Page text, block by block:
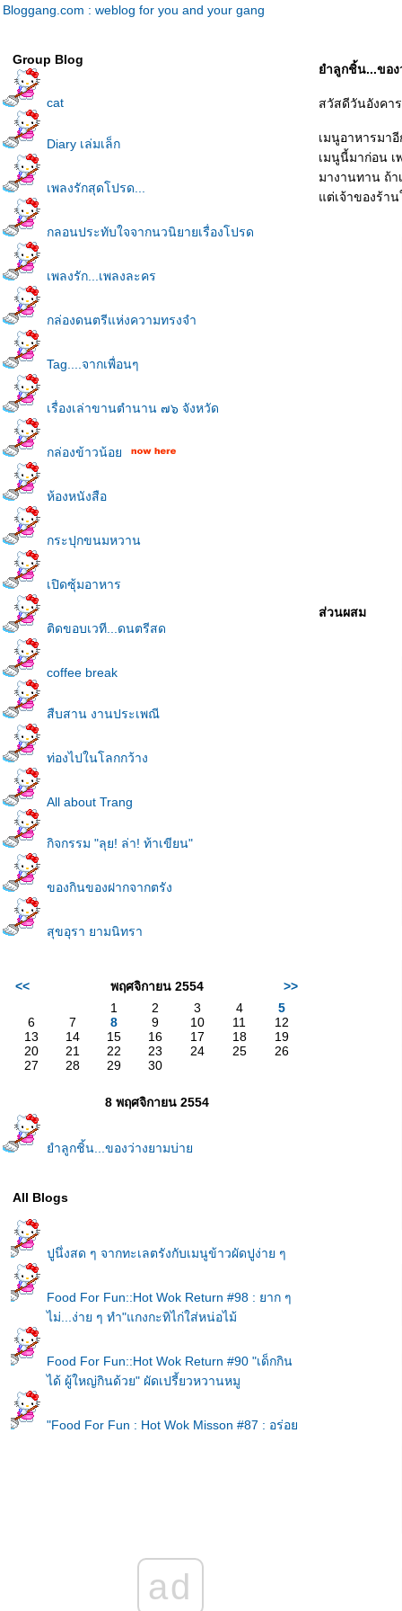
Bloggang.com : weblog for you and your gang
Group Blog
cat
Diary เล่มเล็ก
เพลงรักสุดโปรด...
กลอนประทับใจจากนวนิยายเรื่องโปรด
เพลงรัก...เพลงละคร
กล่องดนตรีแห่งความทรงจำ
Tag....จากเพื่อนๆ
เรื่องเล่าขานตำนาน ๗๖ จังหวัด
กล่องข้าวน้อ
ห้องหนังสือ
กระปุกขนมหวาน
เปิดซุ้มอาหาร
ติดขอบเวที...ดนตรีสด
coffee break
สืบสาน งานประเพณี
ท่องไปในโลกกว้าง
All about Trang
กิจกรรม "ลุย! ล่า! ท้าเขียน"
ของกินของฝากจากตรัง
สุขอุรา ยามนิทรา
<< พฤศจิกายน 2554
>>
1
2 3 4
5
6
7 8 9 10 11
12
13
14 15 16 17 18
19
20
21 22 23 24 25
26
27
28 29 30
8 พฤศจิกายน 2554
ำลูกชิ้น...ของว่างยามบ่า
All Blogs
ปูนึ่งสด ๆ จากทะเลตรังกับเมนูข้าวผัดปูง่าย ๆ
Food For Fun::Hot Wok Return #98 : ยาก ๆ
ไม่...ง่าย ๆ ทำ"แกงกะทิไก่ใส่หน่อไม้
Food For Fun::Hot Wok Return #90 "เด็กกิน
ได้ ผู้ใหญ่กินด้วย" ผัดเปรี้ยวหวานหมู
"Food For Fun : Hot Wok Misson #87 : อร่อ
เด็ด-เมนูโปรด "ก๋วยจั๊บญวน"
ad
ำลูกชิ้น...ของ
สวัสดีวันอังคา
เมนูอาหารมา
เมนูนี้มาก่อน
มางานทาน ถ้า
ต่เจ้าของร้าน
ส่วนผสม